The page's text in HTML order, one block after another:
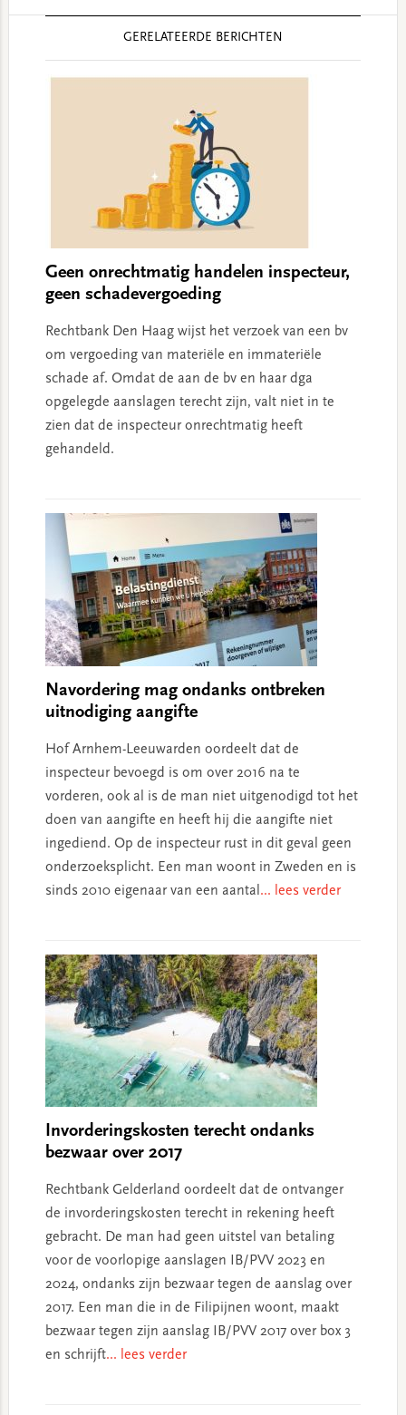
GERELATEERDE BERICHTEN
Geen onrechtmatig handelen inspecteur,
geen schadevergoeding
Rechtbank Den Haag wijst het verzoek van een bv
om vergoeding van materiële en immateriële
schade af. Omdat de aan de bv en haar dga
opgelegde aanslagen terecht zijn, valt niet in te
zien dat de inspecteur onrechtmatig heeft
gehandeld.
Navordering mag ondanks ontbreken
uitnodiging aangifte
Hof Arnhem-Leeuwarden oordeelt dat de
inspecteur bevoegd is om over 2016 na te
vorderen, ook al is de man niet uitgenodigd tot het
doen van aangifte en heeft hij die aangifte niet
ingediend. Op de inspecteur rust in dit geval geen
onderzoeksplicht. Een man woont in Zweden en is
sinds 2010 eigenaar van een aantal... lees verder
Invorderingskosten terecht ondanks
bezwaar over 2017
Rechtbank Gelderland oordeelt dat de ontvanger
de invorderingskosten terecht in rekening heeft
gebracht. De man had geen uitstel van betaling
voor de voorlopige aanslagen IB/PVV 2023 en
2024, ondanks zijn bezwaar tegen de aanslag over
2017. Een man die in de Filipijnen woont, maakt
bezwaar tegen zijn aanslag IB/PVV 2017 over box 3
en schrijft... lees verder